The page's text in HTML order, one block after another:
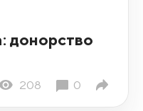
донорство
208 0